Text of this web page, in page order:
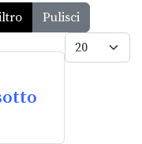
Pulisci